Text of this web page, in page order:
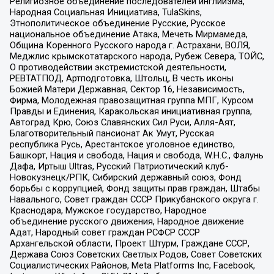
Народная Социальная Инициатива, TulaSkins,
Этнополитическое объединение Русские, Русское
национальное объединение Атака, Мечеть Мирмамеда,
Община Коренного Русского народа г. Астрахани, ВОЛЯ,
Меджлис крымскотатарского народа, Рубеж Севера, ТОЙС,
О противодействии экстремистской деятельности,
РЕВТАТПОД, Артподготовка, Штольц, В честь иконы
Божией Матери Державная, Сектор 16, Независимость,
Фирма, Молодежная правозащитная группа МПГ, Курсом
Правды и Единения, Каракольская инициативная группа,
Автоград Крю, Союз Славянских Сил Руси, Алля-Аят,
Благотворительный пансионат Ак Умут, Русская
республика Русь, Арестантское уголовное единство,
Башкорт, Нация и свобода, Нация и свобода, W.H.С., Фалунь
Дафа, Иртыш Ultras, Русский Патриотический клуб-
Новокузнецк/РПК, Сибирский державный союз, Фонд
борьбы с коррупцией, Фонд защиты прав граждан, Штабы
Навального, Совет граждан СССР Прикубанского округа г.
Краснодара, Мужское государство, Народное
объединение русского движения, Народное движение
Адат, Народный совет граждан РСФСР СССР
Архангельской области, Проект Штурм, Граждане СССР,
Держава Союз Советских Светлых Родов, Совет Советских
Социалистических Районов, Meta Platforms Inc, Facebook,